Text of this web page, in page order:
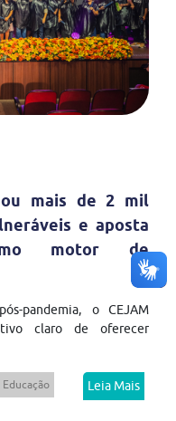
mais de 2 mil
e aposta
motor de
pandemia, o CEJAM
claro de oferecer
Educação Leia Mais